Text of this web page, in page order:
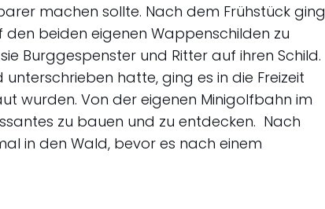
machen sollte. Nach dem Frühstück ging
beiden eigenen Wappenschilden zu
Burggespenster und Ritter auf ihren Schild.
hatte, ging es in die Freizeit
wurden. Von der eigenen Minigolfbahn im
zu bauen und zu entdecken. Nach
in den Wald, bevor es nach einem